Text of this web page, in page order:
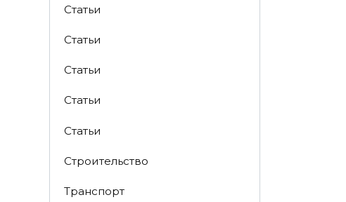
Статьи
Статьи
Статьи
Статьи
Статьи
Строительство
Транспорт